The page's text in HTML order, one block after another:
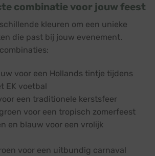
combinatie voor jouw feest
kleuren om een unieke
die past bij jouw evenement.
voor een Hollands tintje tijdens
EK voetbal
een traditionele kerstsfeer
voor een tropisch zomerfeest
en blauw voor een vrolijk
voor een uitbundig carnaval